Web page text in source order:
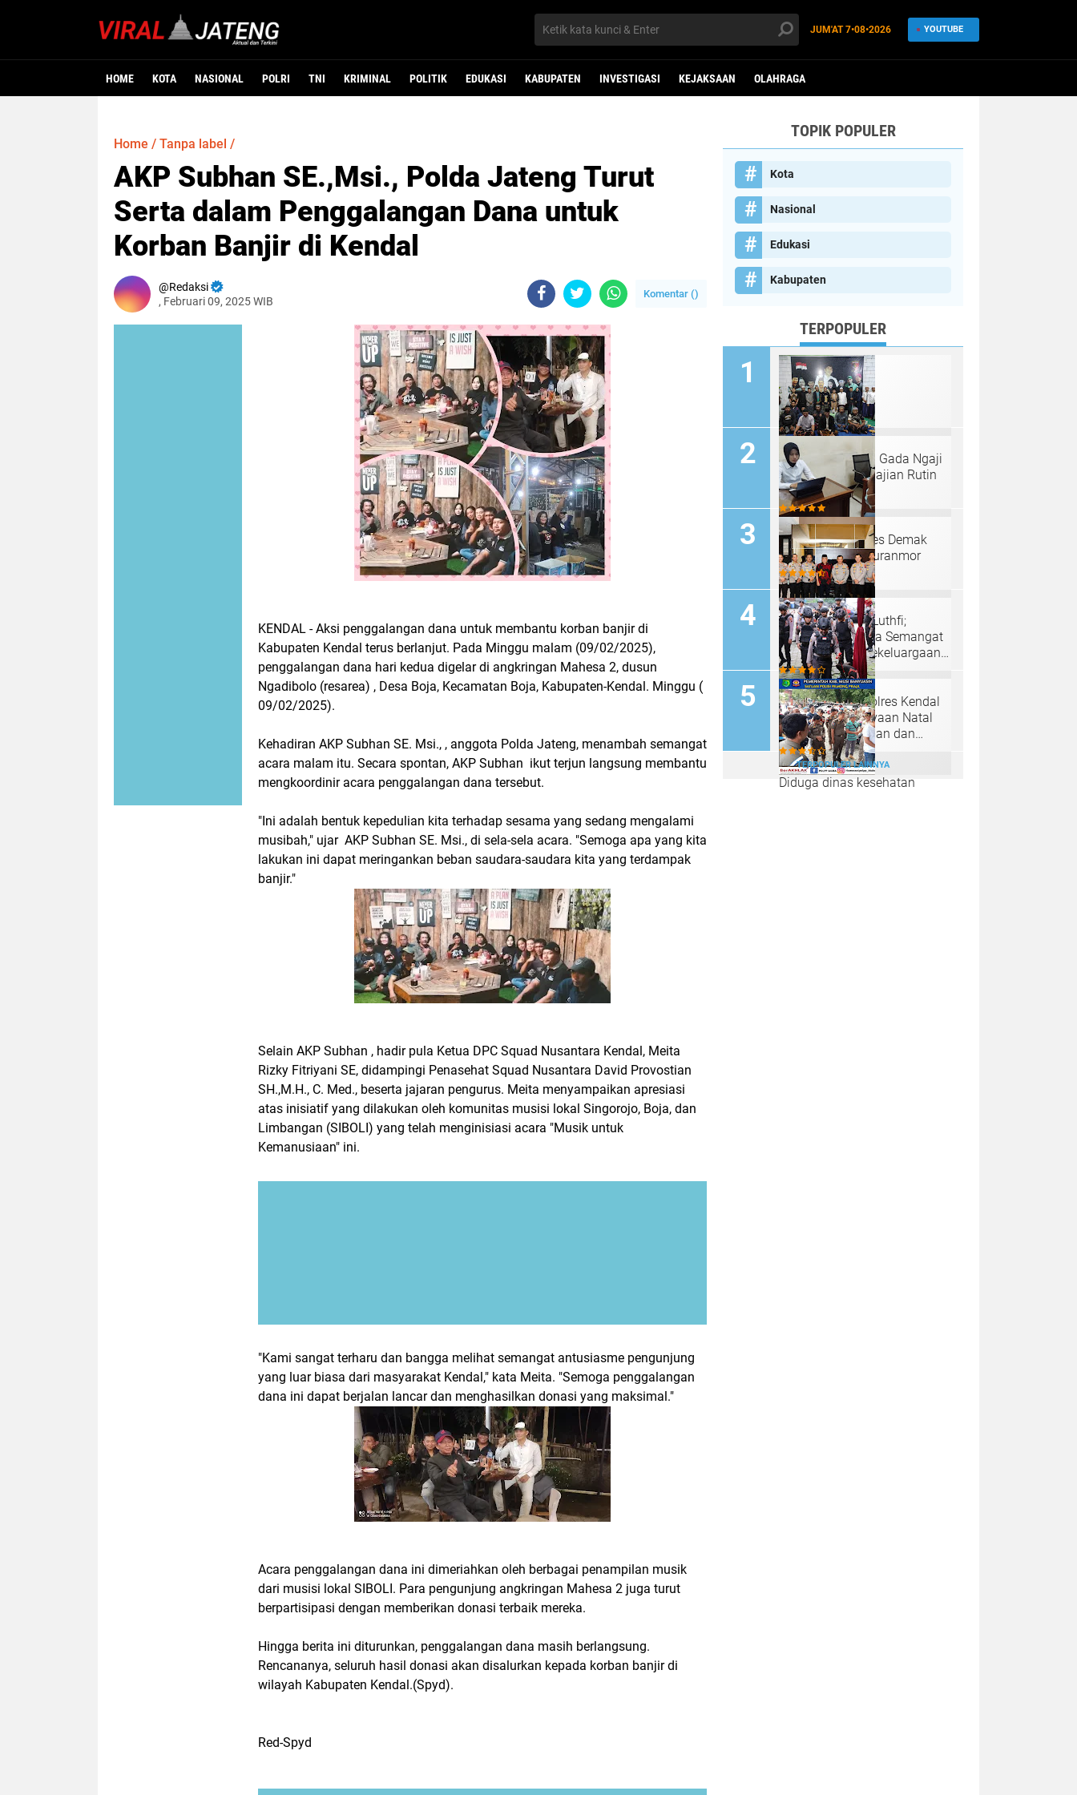
JUM'AT7•08•2026 YOUTUBE
HOME KOTA NASIONAL POLRI TNI KRIMINAL POLITIK EDUKASI KABUPATEN INVESTIGASI KEJAKSAAN OLAHRAGA
Home / Tanpa label /
AKP Subhan SE.,Msi., Polda Jateng Turut
Serta dalam Penggalangan Dana untuk
Korban Banjir di Kendal
Redaksi
, Februari 09, 2025 WIB
Komentar ()
KENDAL - Aksi penggalangan dana untuk membantu korban banjir di
Kabupaten Kendal terus berlanjut. Pada Minggu malam (09/02/2025),
penggalangan dana hari kedua digelar di angkringan Mahesa 2, dusun
Ngadibolo (resarea) , Desa Boja, Kecamatan Boja, Kabupaten-Kendal. Minggu (
09/02/2025).
Kehadiran AKP Subhan SE. Msi., , anggota Polda Jateng, menambah semangat
acara malam itu. Secara spontan, AKP Subhan ikut terjun langsung membantu
mengkoordinir acara penggalangan dana tersebut.
"Ini adalah bentuk kepedulian kita terhadap sesama yang sedang mengalami
musibah," ujar AKP Subhan SE. Msi., di sela-sela acara. "Semoga apa yang kita
lakukan ini dapat meringankan beban saudara-saudara kita yang terdampak
banjir."
Selain AKP Subhan , hadir pula Ketua DPC Squad Nusantara Kendal, Meita
Rizky Fitriyani SE, didampingi Penasehat Squad Nusantara David Provostian
SH.,M.H., C. Med., beserta jajaran pengurus. Meita menyampaikan apresiasi
atas inisiatif yang dilakukan oleh komunitas musisi lokal Singorojo, Boja, dan
Limbangan (SIBOLI) yang telah menginisiasi acara "Musik untuk
Kemanusiaan" ini.
"Kami sangat terharu dan bangga melihat semangat antusiasme pengunjung
yang luar biasa dari masyarakat Kendal," kata Meita. "Semoga penggalangan
dana ini dapat berjalan lancar dan menghasilkan donasi yang maksimal."
Acara penggalangan dana ini dimeriahkan oleh berbagai penampilan musik
dari musisi lokal SIBOLI. Para pengunjung angkringan Mahesa 2 juga turut
berpartisipasi dengan memberikan donasi terbaik mereka.
Hingga berita ini diturunkan, penggalangan dana masih berlangsung.
Rencananya, seluruh hasil donasi akan disalurkan kepada korban banjir di
wilayah Kabupaten Kendal.(Spyd).
Red-Spyd
TOPIK POPULER
Kota
Nasional
Edukasi
Kabupaten
TERPOPULER
Padepokan "Palu Gada Ngaji
Roso" Gelar Pengajian Rutin
Selapanan
Sat Reskrim Polres Demak
Ungkap Kasus Curanmor
Irjen Pol Ahmad Luthfi;
Anjangsana Bawa Semangat
Kebersamaan, Kekeluargaan
Serta Pengabdian Tinggi
Tim Sterilisasi Polres Kendal
Siap Kawal Perayaan Natal
2024 dengan Aman dan
Kondusif
Diduga dinas kesehatan
TERPOPULER LAINNYA